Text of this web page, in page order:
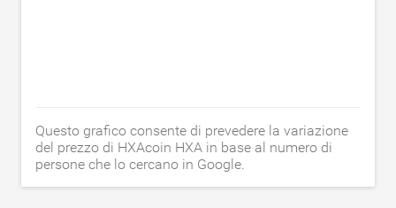
Questo grafico consente di prevedere la variazione
del prezzo di HXAcoin HXA in base al numero di
persone che lo cercano in Google.